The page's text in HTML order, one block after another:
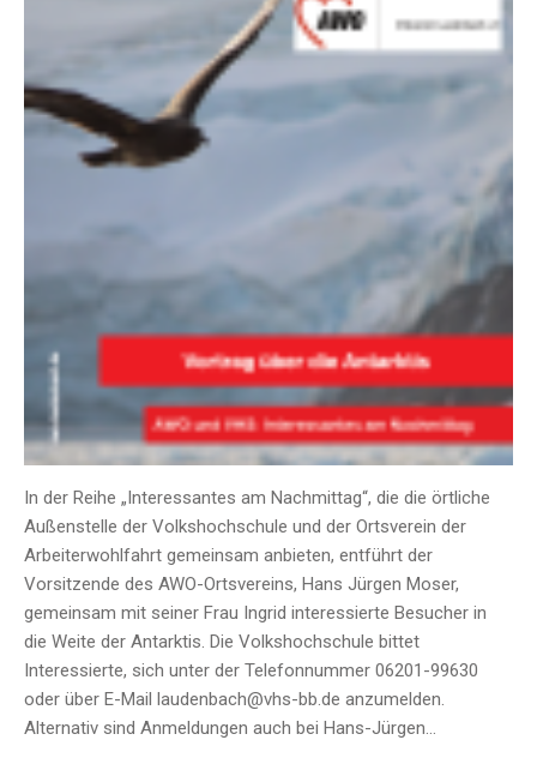
In der Reihe „Interessantes am Nachmittag“, die die örtliche
Außenstelle der Volkshochschule und der Ortsverein der
Arbeiterwohlfahrt gemeinsam anbieten, entführt der
Vorsitzende des AWO-Ortsvereins, Hans Jürgen Moser,
gemeinsam mit seiner Frau Ingrid interessierte Besucher in
die Weite der Antarktis. Die Volkshochschule bittet
Interessierte, sich unter der Telefonnummer 06201-99630
oder über E-Mail laudenbach@vhs-bb.de anzumelden.
Alternativ sind Anmeldungen auch bei Hans-Jürgen…